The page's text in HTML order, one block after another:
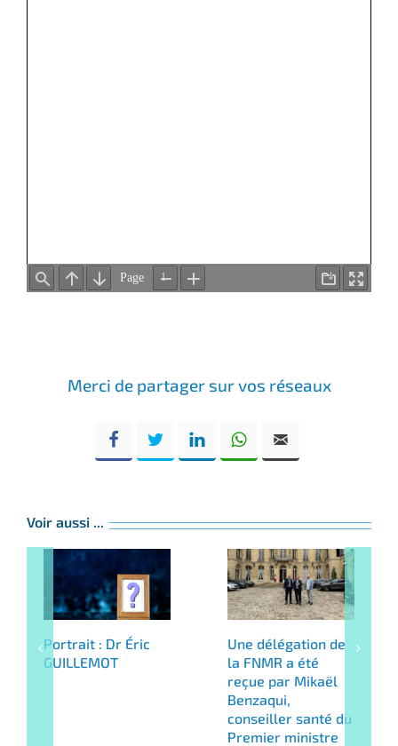
Merci de partager sur vos réseaux
Voir aussi ...
Portrait : Dr Éric
GUILLEMOT
Une délégation de
la FNMR a été
reçue par Mikaël
Benzaqui,
conseiller santé du
Premier ministre